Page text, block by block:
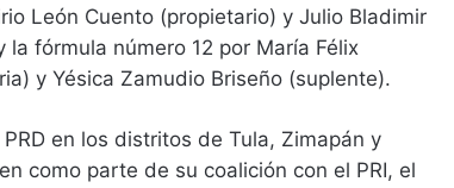
León Cuento (propietario) y Julio Bladimir
fórmula número 12 por María Félix
y Yésica Zamudio Briseño (suplente).
en los distritos de Tula, Zimapán y
como parte de su coalición con el PRI, el